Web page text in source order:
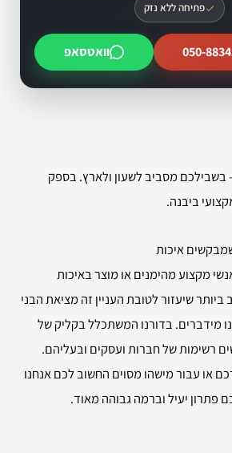
פתיחה ללא נזק
050- וואטסאפ
בשבילכם מסביב לשעון ולארץ. בספק
ביבנה.
איכות
מקצוע מהימנים או מוצר באיכות
שיעזור לטובת העניין זה מציאת הבני
מידברים. בדורנו המשתכלל בקליק של
רשימות של חברות ועסקים ובעליהם.
או עבור מישהו מסוים החשוב לכם אנחנו
פתרון יעיל וברמה גבוהה מאוד.